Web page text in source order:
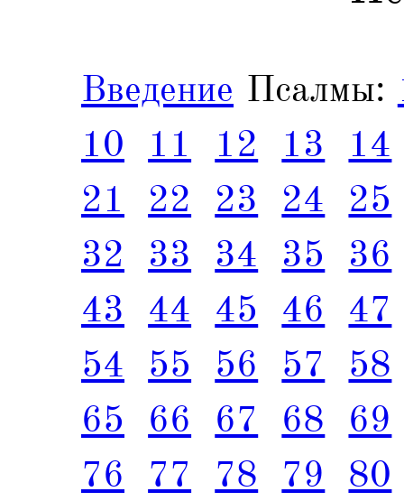
Введение Псалмы:
10
11 12 13
14
21
22 23 24
25
32
33 34 35
36
43
44 45 46
47
54
55 56 57
58
65
66 67 68
69
76
77 78 79
80